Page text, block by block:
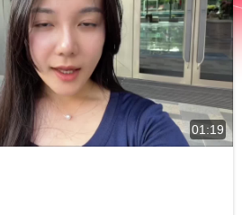
01:19